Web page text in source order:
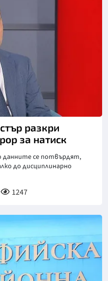
разкри
за натиск
данните се потвърдят,
до дисциплинарно
1247